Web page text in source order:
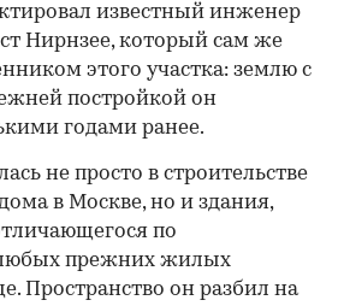
известный инженер
Нирнзее, который сам же
этого участка: землю с
постройкой он
годами ранее.
не просто в строительстве
в Москве, но и здания,
по
прежних жилых
Пространство он разбил на